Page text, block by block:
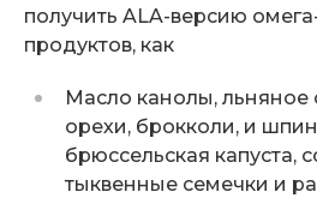
получить ALA-версию
продуктов, как
Масло канолы, льняное
орехи, брокколи, и
брюссельская капуста,
тыквенные семечки и